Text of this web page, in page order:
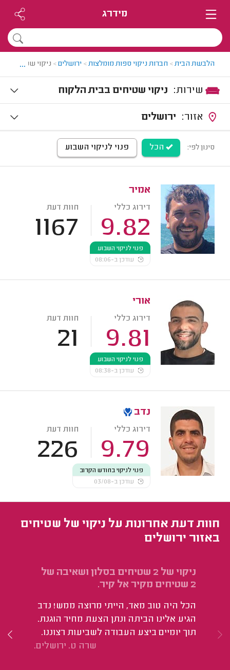
מידרג
הלבשת הבית> חברות ניקוי ספות מומלצות> ירושלים> ניקוי שטיחים
...
ניקוי שטיחים בבית הלקוח
ירושלים
סינון לפי: הכל פנוי לניקוי השבוע
אמיר
דירוג כללי
9.82
חוות דעת
1167
פנוי לניקוי השבוע
עודכן ב-08:06
אורי
דירוג כללי
9.81
חוות דעת
21
פנוי לניקוי השבוע
עודכן ב-08:38
נדב
דירוג כללי
9.79
חוות דעת
226
פנוי לניקוי בחודש הקרוב
עודכן ב-03/08
חוות דעת אחרונות על ניקוי של שטיחים
באזור ירושלים
ניקוי של 2 שטיחים בסלון ושאיבה של
2 שטיחים מקיר אל קיר.
הכל היה טוב מאד, הייתי מרוצה ממש! נדב
הגיע אלינו הביתה ונתן הצעת מחיר הוגנת.
תוך יומיים ביצע העבודה לשביעות רצוננו.
שרה ט. ירושלים.